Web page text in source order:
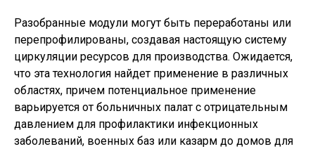
Разобранные модули могут быть переработаны или
перепрофилированы, создавая настоящую систему
циркуляции ресурсов для производства. Ожидается,
что эта технология найдет применение в различных
областях, причем потенциальное применение
варьируется от больничных палат с отрицательным
давлением для профилактики инфекционных
заболеваний, военных баз или казарм до домов для